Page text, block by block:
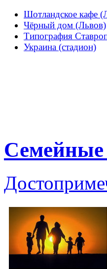
Шотландское кафе
Чёрный дом (Львов)
Типография
Украина (стадион)